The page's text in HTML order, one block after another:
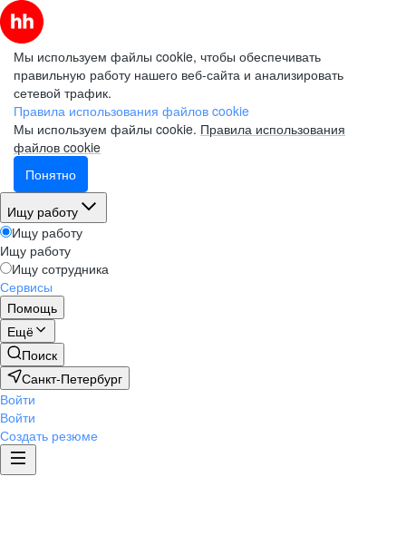
Мы используем файлы cookie, чтобы обеспечивать
правильную работу нашего веб-сайта и анализировать
сетевой трафик.
Правила использования файлов cookie
Мы используем файлы cookie. Правила использования
файлов cookie
Понятно
Ищу работу
Ищу работу
Ищу работу
Ищу сотрудника
Сервисы
Помощь
Ещё
Поиск
Санкт-Петербург
Войти
Войти
Создать резюме